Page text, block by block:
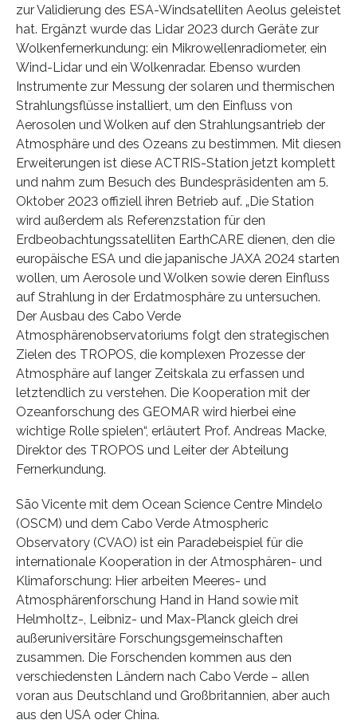
zur Validierung des ESA-Windsatelliten Aeolus geleistet
hat. Ergänzt wurde das Lidar 2023 durch Geräte zur
Wolkenfernerkundung: ein Mikrowellenradiometer, ein
Wind-Lidar und ein Wolkenradar. Ebenso wurden
Instrumente zur Messung der solaren und thermischen
Strahlungsflüsse installiert, um den Einfluss von
Aerosolen und Wolken auf den Strahlungsantrieb der
Atmosphäre und des Ozeans zu bestimmen. Mit diesen
Erweiterungen ist diese ACTRIS-Station jetzt komplett
und nahm zum Besuch des Bundespräsidenten am 5.
Oktober 2023 offiziell ihren Betrieb auf. „Die Station
wird außerdem als Referenzstation für den
Erdbeobachtungssatelliten EarthCARE dienen, den die
europäische ESA und die japanische JAXA 2024 starten
wollen, um Aerosole und Wolken sowie deren Einfluss
auf Strahlung in der Erdatmosphäre zu untersuchen.
Der Ausbau des Cabo Verde
Atmosphärenobservatoriums folgt den strategischen
Zielen des TROPOS, die komplexen Prozesse der
Atmosphäre auf langer Zeitskala zu erfassen und
letztendlich zu verstehen. Die Kooperation mit der
Ozeanforschung des GEOMAR wird hierbei eine
wichtige Rolle spielen“, erläutert Prof. Andreas Macke,
Direktor des TROPOS und Leiter der Abteilung
Fernerkundung.
São Vicente mit dem Ocean Science Centre Mindelo
(OSCM) und dem Cabo Verde Atmospheric
Observatory (CVAO) ist ein Paradebeispiel für die
internationale Kooperation in der Atmosphären- und
Klimaforschung: Hier arbeiten Meeres- und
Atmosphärenforschung Hand in Hand sowie mit
Helmholtz-, Leibniz- und Max-Planck gleich drei
außeruniversitäre Forschungsgemeinschaften
zusammen. Die Forschenden kommen aus den
verschiedensten Ländern nach Cabo Verde – allen
voran aus Deutschland und Großbritannien, aber auch
aus den USA oder China.